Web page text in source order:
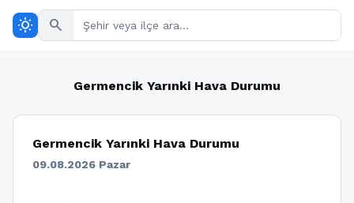
wb_sunny search
Germencik Yarınki Hava Durumu
Germencik Yarınki Hava Durumu
09.08.2026 Pazar